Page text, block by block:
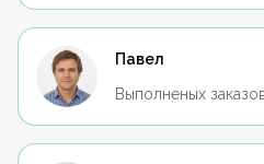
Павел
Выполненых